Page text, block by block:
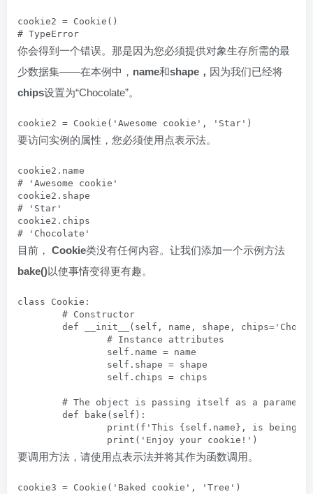
cookie2 = Cookie()
# TypeError
你会得到一个错误。那是因为您必须提供对象生存所需的最
少数据集——在本例中， name和shape ， 因为我们已经将
chips设置为“Chocolate”。
要访问实例的属性，您必须使用点表示法。
cookie2.name
# 'Awesome cookie'
cookie2.shape
# 'Star'
cookie2.chips
# 'Chocolate'
目前， Cookie类没有任何内容。让我们添加一个示例方法
bake()以使事情变得更有趣。
class Cookie:
		print('Enjoy your cookie!')
要调用方法，请使用点表示法并将其作为函数调用。
cookie3 = Cookie('Baked cookie', 'Tree')